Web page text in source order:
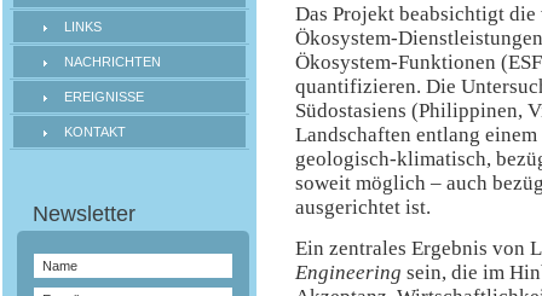
LINKS
NACHRICHTEN
EREIGNISSE
KONTAKT
Das Projekt beabsichtigt die
Ökosystem-
Ökosystem-Funktionen
quantifizieren. Die
Südostasiens (Philippinen,
Landschaften entlang
geologisch-klimatisch,
soweit möglich – auch
ausgerichtet ist.
Ein zentrales Ergebnis von
Engineering sein, die im